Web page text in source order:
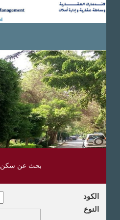
بحث عن سكن
الكود
النوع